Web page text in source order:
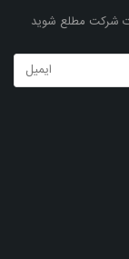
شرکت مطلع شوید